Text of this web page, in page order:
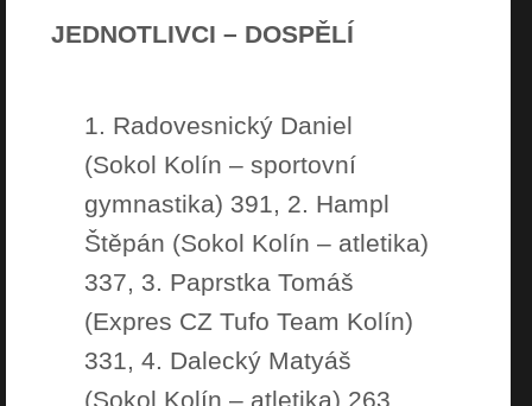
JEDNOTLIVCI – DOSPĚLÍ
1. Radovesnický Daniel
(Sokol Kolín – sportovní
gymnastika) 391, 2. Hampl
Štěpán (Sokol Kolín – atletika)
337, 3. Paprstka Tomáš
(Expres CZ Tufo Team Kolín)
331, 4. Dalecký Matyáš
(Sokol Kolín – atletika) 263,